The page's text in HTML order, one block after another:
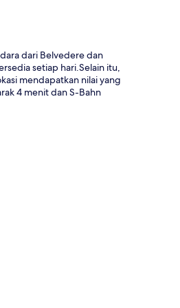
dari Belvedere dan
setiap hari.Selain itu,
mendapatkan nilai yang
4 menit dan S-Bahn